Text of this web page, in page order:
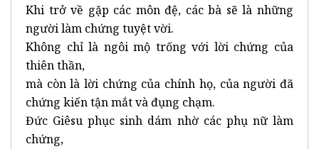
Khi trở về gặp các môn đệ, các bà sẽ là những
người làm chứng tuyệt vời.
Không chỉ là ngôi mộ trống với lời chứng của
thiên thần,
mà còn là lời chứng của chính họ, của người đã
chứng kiến tận mắt và đụng chạm.
Đức Giêsu phục sinh dám nhờ các phụ nữ làm
chứng,